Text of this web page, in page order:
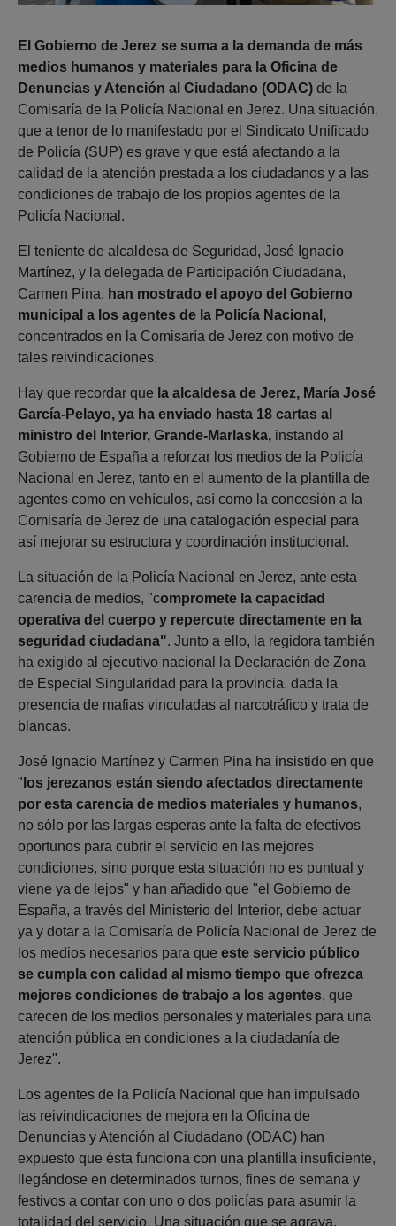
El Gobierno de Jerez se suma a la demanda de más
medios humanos y materiales para la Oficina de
Denuncias y Atención al Ciudadano (ODAC) de la
Comisaría de la Policía Nacional en Jerez. Una situación,
que a tenor de lo manifestado por el Sindicato Unificado
de Policía (SUP) es grave y que está afectando a la
calidad de la atención prestada a los ciudadanos y a las
condiciones de trabajo de los propios agentes de la
Policía Nacional.
El teniente de alcaldesa de Seguridad, José Ignacio
Martínez, y la delegada de Participación Ciudadana,
Carmen Pina, han mostrado el apoyo del Gobierno
municipal a los agentes de la Policía Nacional,
concentrados en la Comisaría de Jerez con motivo de
tales reivindicaciones.
Hay que recordar que la alcaldesa de Jerez, María José
García-Pelayo, ya ha enviado hasta 18 cartas al
ministro del Interior, Grande-Marlaska, instando al
Gobierno de España a reforzar los medios de la Policía
Nacional en Jerez, tanto en el aumento de la plantilla de
agentes como en vehículos, así como la concesión a la
Comisaría de Jerez de una catalogación especial para
así mejorar su estructura y coordinación institucional.
La situación de la Policía Nacional en Jerez, ante esta
carencia de medios, "compromete la capacidad
operativa del cuerpo y repercute directamente en la
seguridad ciudadana". Junto a ello, la regidora también
ha exigido al ejecutivo nacional la Declaración de Zona
de Especial Singularidad para la provincia, dada la
presencia de mafias vinculadas al narcotráfico y trata de
blancas.
José Ignacio Martínez y Carmen Pina ha insistido en que
" los jerezanos están siendo afectados directamente
por esta carencia de medios materiales y humanos,
no sólo por las largas esperas ante la falta de efectivos
oportunos para cubrir el servicio en las mejores
condiciones, sino porque esta situación no es puntual y
viene ya de lejos" y han añadido que "el Gobierno de
España, a través del Ministerio del Interior, debe actuar
ya y dotar a la Comisaría de Policía Nacional de Jerez de
los medios necesarios para que este servicio público
se cumpla con calidad al mismo tiempo que ofrezca
mejores condiciones de trabajo a los agentes, que
carecen de los medios personales y materiales para una
atención pública en condiciones a la ciudadanía de
Jerez".
Los agentes de la Policía Nacional que han impulsado
las reivindicaciones de mejora en la Oficina de
Denuncias y Atención al Ciudadano (ODAC) han
expuesto que ésta funciona con una plantilla insuficiente,
llegándose en determinados turnos, fines de semana y
festivos a contar con uno o dos policías para asumir la
totalidad del servicio. Una situación que se agrava,